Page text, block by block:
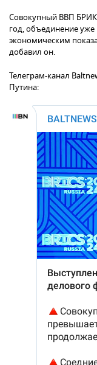
Совокупный ВВП
год, объединение
экономическим
добавил он.
Телеграм-канал
Путина: